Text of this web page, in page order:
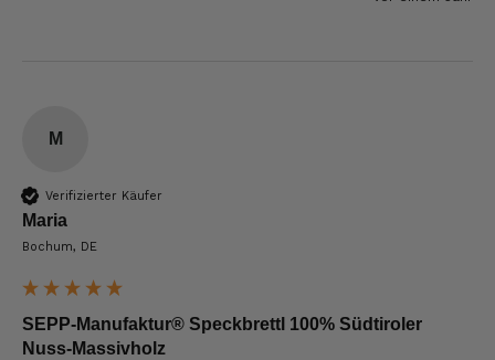
M
Verifizierter Käufer
Maria
Bochum, DE
SEPP-Manufaktur® Speckbrettl 100% Südtiroler
Nuss-Massivholz